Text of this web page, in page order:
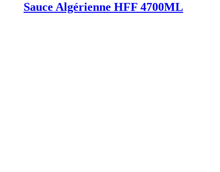
Sauce Algérienne HFF 4700ML